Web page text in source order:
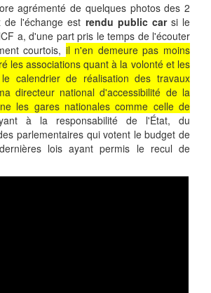
agrémenté de quelques photos des 2
de l'échange est rendu public carsi le
a, d'une part pris le temps de l'écouter
courtois, il n'en demeure pas moins
les associations quant à la volonté et les
calendrier de réalisation des travaux
directeur national d'accessibilité de la
les gares nationales comme celle de
à la responsabilité de l'État, du
parlementaires qui votent le budget de
lois ayant permis le recul de